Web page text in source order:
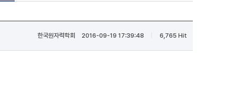
한국원자력학회| 2016-09-19 17:39:48 6,765 Hit